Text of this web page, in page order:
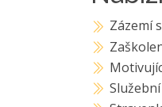
Zázemí